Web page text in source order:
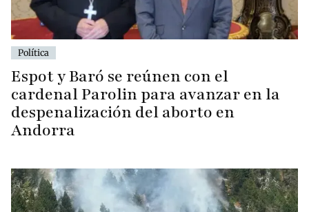
Política
Espot y Baró se reúnen con el
cardenal Parolin para avanzar en la
despenalización del aborto en
Andorra